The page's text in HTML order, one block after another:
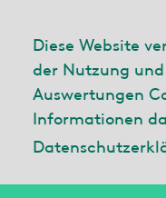
Diese Website
der Nutzung
Auswertungen
Informationen
Linkedin
© 2026 ecobau